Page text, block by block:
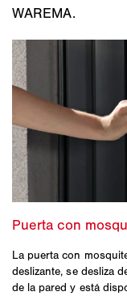
WAREMA.
La puerta con
deslizante, se desliza
de la pared y está